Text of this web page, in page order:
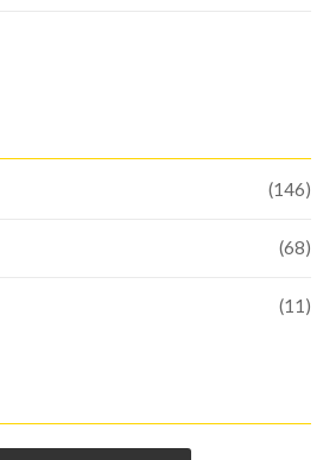
(146)
(68)
(11)